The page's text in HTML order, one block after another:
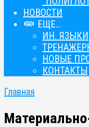
НОВОСТИ
ЕЩЕ…
ИН. ЯЗЫКИ
НОВЫЕ
КОНТАКТЫ
Главная